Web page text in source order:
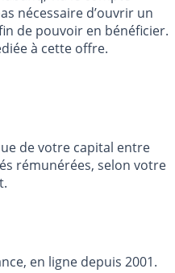
sans risque pour
via le compte
nécessaire d’ouvrir un
à cette offre.
de votre capital entre